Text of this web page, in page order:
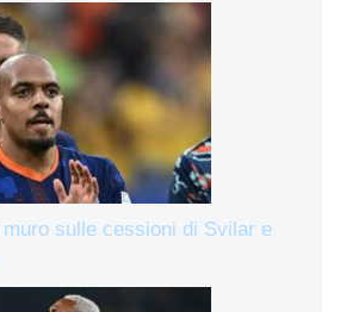
sulle cessioni di Svilar e